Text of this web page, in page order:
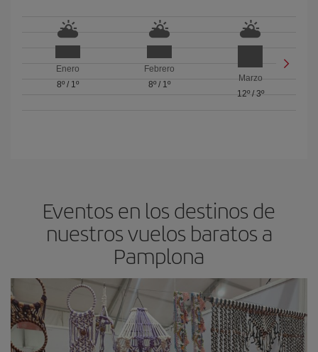
Enero
8º/ 1º
Febrero
8º/ 1º
Marzo
12º/ 3º
Eventos en los destinos de
nuestros vuelos baratos a
Pamplona